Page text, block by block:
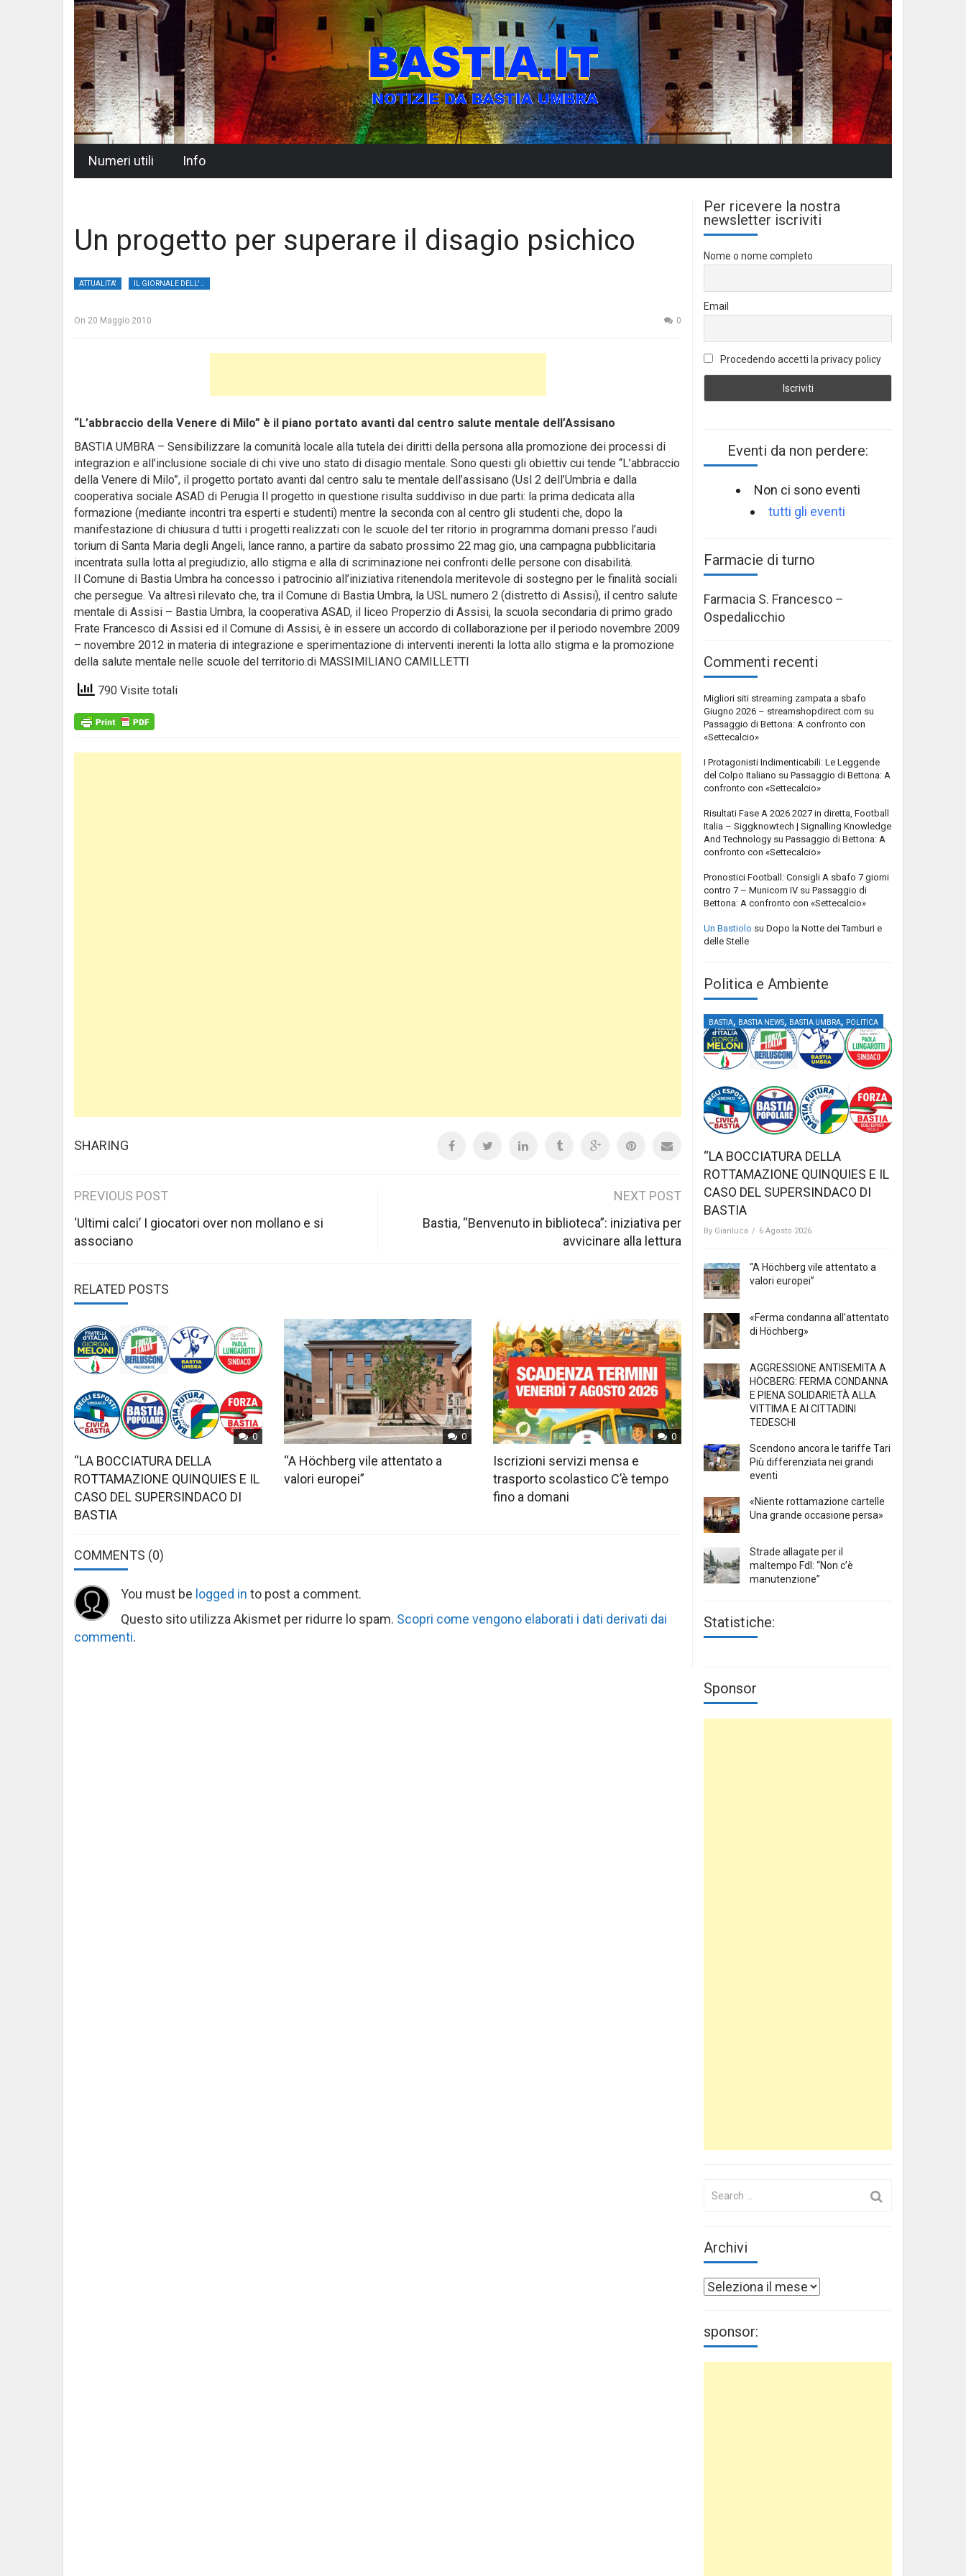
Numeri utili Info
Un progetto per superare il disagio psichico
ATTUALITA'
On 20 Maggio 2010 0
“L’abbraccio della Venere di Milo” è il piano portato avanti dal centro salute mentale dell’Assisano
BASTIA UMBRA – Sensibilizzare la comunità locale alla tutela dei diritti della persona alla promozione dei processi di
integrazion e all’inclusione sociale di chi vive uno stato di disagio mentale. Sono questi gli obiettiv cui tende “L’abbraccio
della Venere di Milo”, il progetto portato avanti dal centro salu te mentale dell’assisano (Usl 2 dell’Umbria e dalla
cooperativa sociale ASAD di Perugia Il progetto in questione risulta suddiviso in due parti: la prima dedicata alla
formazione (mediante incontri tra esperti e studenti) mentre la seconda con al centro gli studenti che, dopo la
manifestazione di chiusura d tutti i progetti realizzati con le scuole del ter ritorio in programma domani presso l’audi
torium di Santa Maria degli Angeli, lance ranno, a partire da sabato prossimo 22 mag gio, una campagna pubblicitaria
incentrata sulla lotta al pregiudizio, allo stigma e alla di scriminazione nei confronti delle persone con disabilità.
Il Comune di Bastia Umbra ha concesso i patrocinio all’iniziativa ritenendola meritevole di sostegno per le finalità sociali
che persegue. Va altresì rilevato che, tra il Comune di Bastia Umbra, la USL numero 2 (distretto di Assisi), il centro salute
mentale di Assisi – Bastia Umbra, la cooperativa ASAD, il liceo Properzio di Assisi, la scuola secondaria di primo grado
Frate Francesco di Assisi ed il Comune di Assisi, è in essere un accordo di collaborazione per il periodo novembre 2009
– novembre 2012 in materia di integrazione e sperimentazione di interventi inerenti la lotta allo stigma e la promozione
della salute mentale nelle scuole del territorio.di MASSIMILIANO CAMILLETTI
790 Visite totali
SHARING
Post
navigation
PREVIOUS POST
‘Ultimi calci’ I giocatori over non mollano e si
associano
NEXT POST
Bastia, “Benvenuto in biblioteca”: iniziativa per
avvicinare alla lettura
RELATED POSTS
0
“LA BOCCIATURA DELLA
ROTTAMAZIONE QUINQUIES E IL
CASO DEL SUPERSINDACO DI
BASTIA
0
“A Höchberg vile attentato a
valori europei”
0
Iscrizioni servizi mensa e
trasporto scolastico C’è tempo
fino a domani
COMMENTS (0)
You must be logged in to post a comment.
Questo sito utilizza Akismet per ridurre lo spam. Scopri come vengono elaborati i dati derivati dai
commenti.
Per ricevere la nostra
newsletter iscriviti
Nome o nome completo
Email
Procedendo accetti la privacy policy
Eventi da non perdere:
Non ci sono eventi
tutti gli eventi
Farmacie di turno
Farmacia S. Francesco –
Ospedalicchio
Commenti recenti
Migliori siti streaming zampata a sbafo
Giugno 2026 – streamshopdirect.com su
Passaggio di Bettona: A confronto con
«Settecalcio»
I Protagonisti Indimenticabili: Le Leggende
del Colpo Italiano su Passaggio di Bettona: A
confronto con «Settecalcio»
Risultati Fase A 2026 2027 in diretta, Football
Italia – Siggknowtech | Signalling Knowledge
And Technology su Passaggio di Bettona: A
confronto con «Settecalcio»
Pronostici Football: Consigli A sbafo 7 giorni
contro 7 – Municorn IV su Passaggio di
Bettona: A confronto con «Settecalcio»
Un Bastiolo su Dopo la Notte dei Tamburi e
delle Stelle
Politica e Ambiente
BASTIA, BASTIA NEWS, BASTIA UMBRA, POLITICA
“LA BOCCIATURA DELLA
ROTTAMAZIONE QUINQUIES E IL
CASO DEL SUPERSINDACO DI
BASTIA
By Gianluca / 6 Agosto 2026
“A Höchberg vile attentato a
valori europei”
«Ferma condanna all’attentato
di Höchberg»
AGGRESSIONE ANTISEMITA A
HÖCBERG: FERMA CONDANNA
E PIENA SOLIDARIETÀ ALLA
VITTIMA E AI CITTADINI
TEDESCHI
Scendono ancora le tariffe Tari
Più differenziata nei grandi
eventi
«Niente rottamazione cartelle
Una grande occasione persa»
Strade allagate per il
maltempo FdI: “Non c’è
manutenzione”
Statistiche:
Sponsor
Archivi
Archivi
sponsor: